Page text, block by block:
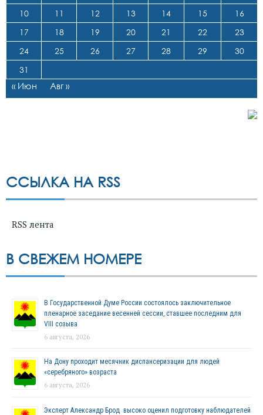
10 11 12 13 14 15
16
17
18 19 20 21 22
23
24
25 26 27 28 29
30
31
« Июн Авг »
ССЫЛКА НА RSS
RSS лента
В СВЕЖЕМ НОМЕРЕ
В Государственной Думе России состоялось заключительное
пленарное заседание весенней сессии, ставшее последним для
VIII созыва
6 августа, 2026
На Дону проходит месячник диспансеризации для людей
«серебряного» возраста
6 августа, 2026
Эксперт Александр Брод высоко оценил подготовку наблюдателей